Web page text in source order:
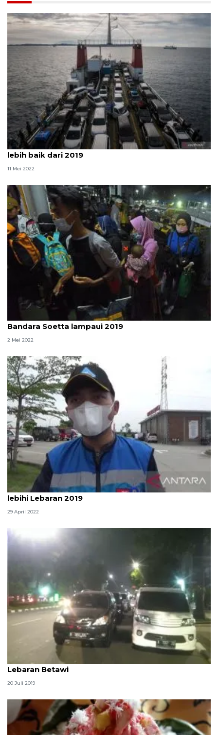
Pakar transportasi UGM nilai mudik Lebaran 2022
lebih baik dari 2019
11 Mei 2022
Puncak arus mudik di Pelabuhan Merak dan
Bandara Soetta lampaui 2019
2 Mei 2022
Kendaraan lintasi Tol Ngawi-Kertosono diprediksi
lebihi Lebaran 2019
29 April 2022
Jalan Medan Merdeka Selatan jadi arena parkir
Lebaran Betawi
20 Juli 2019